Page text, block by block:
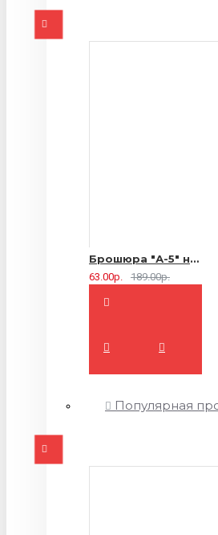
Брошюра "А-5" на 2 скрепки - 16 страниц
63.00р. 189.00р.
Популярная